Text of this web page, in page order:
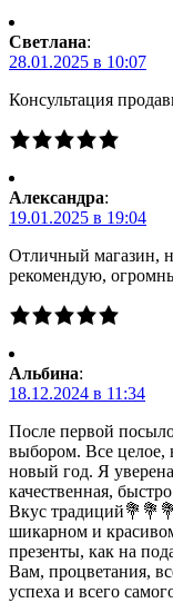
Светлана:
28.01.2025 в 10:07
Консультация
Александра:
19.01.2025 в 19:04
Отличный магазин,
рекомендую,
Альбина:
18.12.2024 в 11:34
После первой
выбором. Все целое,
новый год. Я
качественная,
Вкус
шикарном и
презенты, как на
Вам, процветания,
успеха и всего